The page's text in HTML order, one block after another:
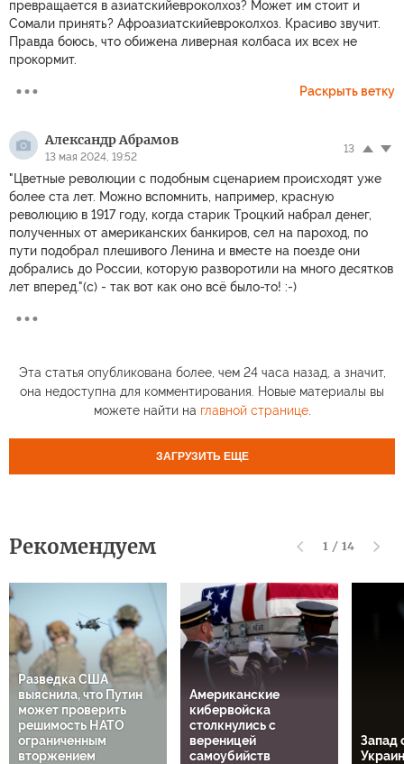
превращается в азиатскийевроколхоз? Может им стоит и
Сомали принять? Афроазиатскийевроколхоз. Красиво звучит.
Правда боюсь, что обижена ливерная колбаса их всех не
прокормит.
Раскрыть ветку
Александр Абрамов
13 мая 2024, 19:52
13
"Цветные революции с подобным сценарием происходят уже
более ста лет. Можно вспомнить, например, красную
революцию в 1917 году, когда старик Троцкий набрал денег,
полученных от американских банкиров, сел на пароход, по
пути подобрал плешивого Ленина и вместе на поезде они
добрались до России, которую разворотили на много десятков
лет вперед."(с) - так вот как оно всё было-то! :-)
Эта статья опубликована более, чем 24 часа назад, а значит,
она недоступна для комментирования. Новые материалы вы
можете найти на главной странице.
ЗАГРУЗИТЬ ЕЩЕ
Рекомендуем 1 / 14
Разведка США
выяснила, что Путин
может проверить
решимость НАТО
ограниченным
вторжением
Американские
кибервойска
столкнулись с
вереницей
самоубийств
Запад